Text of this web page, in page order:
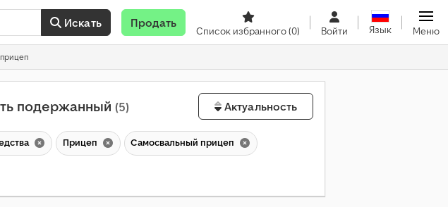
Искать Продать
Список избранного(0) Войти Язык Меню
подержанный (5) Актуальность
Прицеп Самосвальный прицеп